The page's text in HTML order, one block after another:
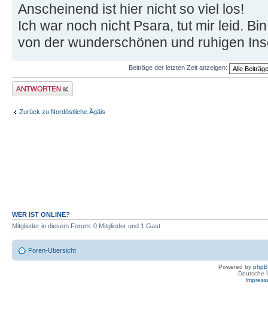
Anscheinend ist hier nicht so viel los!
Ich war noch nicht Psara, tut mir leid.
von der wunderschönen und ruhigen
Beiträge der letzten Zeit anzeigen:
Antwort erstellen
Zurück zu Nordöstliche Ägäis
WER IST ONLINE?
Mitglieder in diesem Forum: 0 Mitglieder und 1 Gast
Foren-Übersicht
Powered by
Deutsche